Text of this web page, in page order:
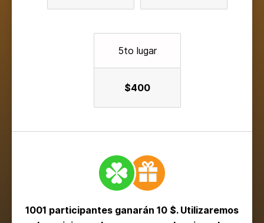
5to lugar
$400
1001 participantes ganarán 10 $. Utilizaremos